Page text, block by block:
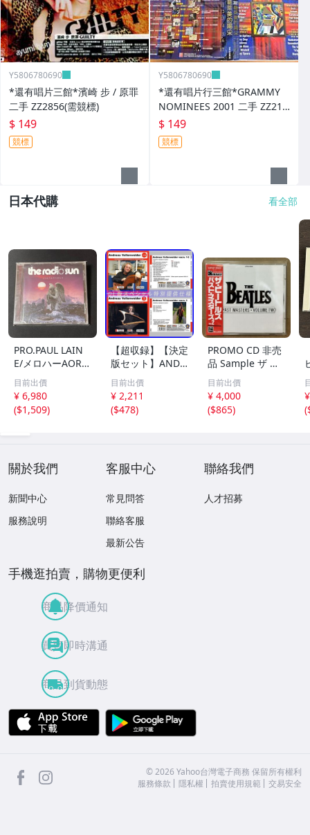
Y5806780690
*還有唱片三館*濱崎 步 / 原罪
二手 ZZ2856(需競標)
$ 149
競標
Y5806780690
*還有唱片行三館*GRAMMY
NOMINEES 2001 二手 ZZ214
03
$ 149
競標
日本代購 看全部
PRO.PAUL LAIN
E/メロハーAOR◆
THE RADIO SUN/
UNSTOPPABLE
目前出價
¥ 6,980
($1,509)
【超収録】【決定
版セット】ANDR
EAS VOLLENWEI
DER CD1+2+3 厳
選プレミア音源集
MP3CD-DLVer 3
目前出價
¥ 2,211
($478)
PROMO CD 非売
品 Sample ザ ビ
ートルズ パスト
マスターズ VOL.2
CP32-5602 THE
BEATLES / PAST
目前出價
¥ 4,000
($865)
(
關於我們
新聞中心
服務說明
客服中心
常見問答
聯絡客服
最新公告
聯絡我們
人才招募
手機逛拍賣，購物更便利
商品降價通知
買賣即時溝通
商品到貨動態
APP Store
facebook ©2026 Yahoo台灣電子商務 保留所有權利
服務條款
隱私權 拍賣使用規範 交易安全